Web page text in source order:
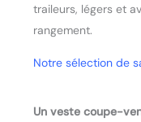
traileurs, légers et
rangement.
Notre sélection de
Un veste coupe-